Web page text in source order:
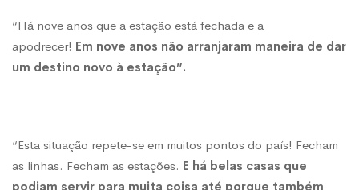
“Há nove anos que a estação está fechada e a
apodrecer! Em nove anos não arranjaram maneira de dar
um destino novo à estação”.
“Esta situação repete-se em muitos pontos do país! Fecham
as linhas. Fecham as estações. E há belas casas que
podiam servir para muita coisa até porque também